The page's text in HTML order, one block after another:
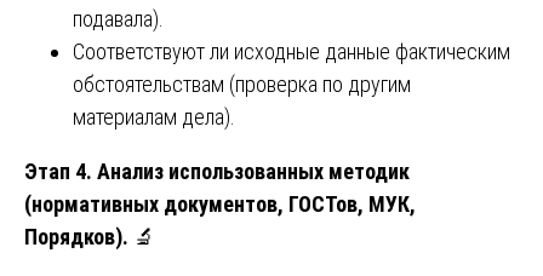
подавала).
Соответствуют ли исходные данные фактическим
обстоятельствам (проверка по другим
материалам дела).
Этап 4. Анализ использованных методик
(нормативных документов, ГОСТов, МУК,
Порядков). 🔬